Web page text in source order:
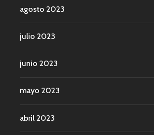
agosto 2023
julio 2023
junio 2023
mayo 2023
abril 2023